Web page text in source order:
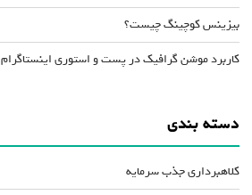
بیزینس کوچینگ چیست؟
کاربرد موشن گرافیک در پست و استوری اینستاگرام
دسته بندی
کلاهبرداری جذب سرمایه